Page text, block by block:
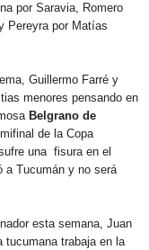
por Saravia, Romero
Pereyra por Matías
Guillermo Farré y
menores pensando en
Belgrano de
de la Copa
una fisura en el
a Tucumán y no será
esta semana, Juan
tucumana trabaja en la